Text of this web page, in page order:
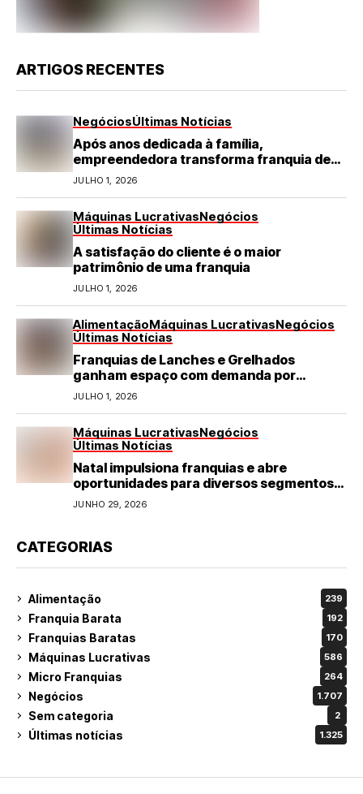
ARTIGOS RECENTES
NegóciosÚltimas Notícias
Após anos dedicada à família,
empreendedora transforma franquia de
turismo em negócio de destaque no RN
JULHO 1, 2026
Máquinas LucrativasNegócios
Últimas Notícias
A satisfação do cliente é o maior
patrimônio de uma franquia
JULHO 1, 2026
AlimentaçãoMáquinas LucrativasNegócios
Últimas Notícias
Franquias de Lanches e Grelhados
ganham espaço com demanda por
refeições rápidas e de qualidade
JULHO 1, 2026
Máquinas LucrativasNegócios
Últimas Notícias
Natal impulsiona franquias e abre
oportunidades para diversos segmentos
do varejo
JUNHO 29, 2026
CATEGORIAS
Alimentação 239
Franquia Barata 192
Franquias Baratas 170
Máquinas Lucrativas 586
Micro Franquias 264
Negócios 1.707
Sem categoria 2
Últimas notícias 1.325